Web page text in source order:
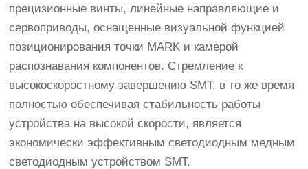
прецизионные винты, линейные направляющие и
сервоприводы, оснащенные визуальной функцией
позиционирования точки MARK и камерой
распознавания компонентов. Стремление к
высокоскоростному завершению SMT, в то же время
полностью обеспечивая стабильность работы
устройства на высокой скорости, является
экономически эффективным светодиодным медным
светодиодным устройством SMT.